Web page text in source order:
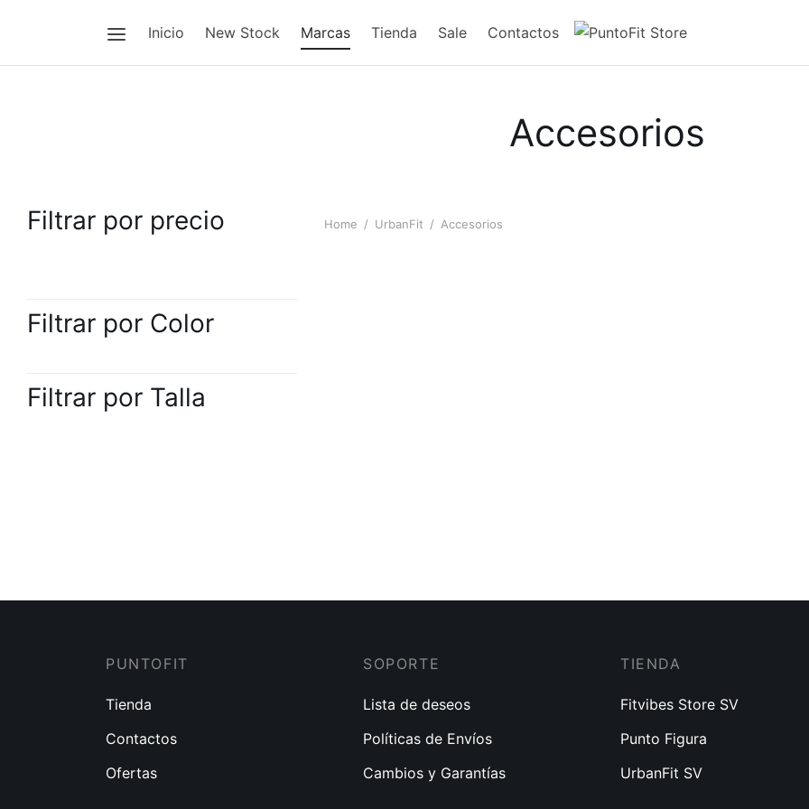
Inicio New Stock Marcas Tienda Sale Contactos
Accesorios
Filtrar por precio
Filtrar por Color
Filtrar por Talla
Home / UrbanFit / Accesorios
PUNTOFIT
Tienda
Contactos
Ofertas
SOPORTE
Lista de deseos
Políticas de Envíos
Cambios y Garantías
TIENDA
Fitvibes Store SV
Punto Figura
UrbanFit SV